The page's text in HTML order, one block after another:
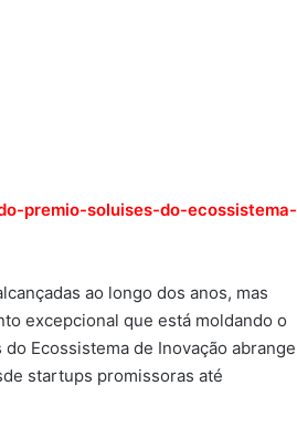
premio-soluises-do-ecossistema-
ao longo dos anos, mas
excepcional que está moldando o
Ecossistema de Inovação abrange
startups promissoras até